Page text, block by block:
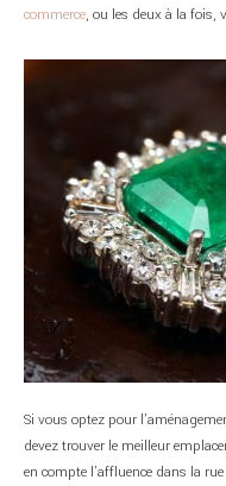
commerce, ou les deux à la fois,
Si vous optez pour
devez trouver le meilleur
en compte l’affluence dans la